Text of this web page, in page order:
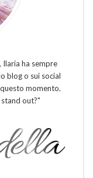
Ilaria ha sempre
blog o sui social
momento.
out?"